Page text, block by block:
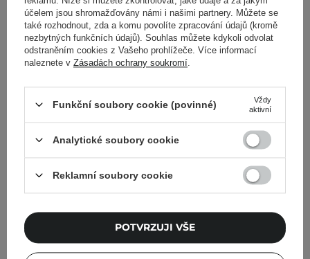
rozprašování.
Zobrazit více
Oblíbené kategorie kosmetiky
Krémy na nohy
Intimní hygiena
Ekologické svíčky
Doplňky stravy
účelem jsou shromažďovány námi i našimi partnery. Můžete se
také rozhodnout, zda a komu povolíte zpracování údajů (kromě
nezbytných funkčních údajů). Souhlas můžete kdykoli odvolat
odstraněním cookies z Vašeho prohlížeče. Více informací
naleznete v Zásadách ochrany soukromí
Funkční soubory cookie (povinné)
Vždy
aktivní
Analytické soubory cookie
Reklamní soubory cookie
POTVRZUJI VŠE